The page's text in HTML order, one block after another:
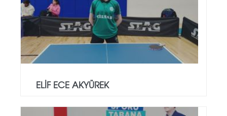
ELİF ECE AKYÜREK